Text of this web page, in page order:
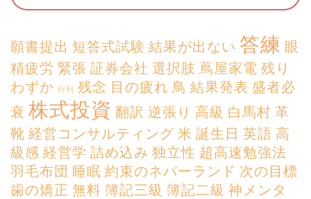
願書提出 短答式試験 結果が出ない 答練 眼
精疲労 緊張 証券会社 選択肢 蔦屋家電 残り
わずか 行列 残念 目の疲れ 鳥 結果発表 盛者必
衰 株式投資 翻訳 逆張り 高級 白馬村 革
靴 経営コンサルティング 米 誕生日 英語 高
級感 経営学 詰め込み 独立性 超高速勉強法
羽毛布団 睡眠 約束のネバーランド 次の目標
歯の矯正 無料 簿記三級 簿記二級 神メンタ